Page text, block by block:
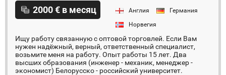
2000 € в месяц Англия
Германия
Норвегия
Ищу работу связанную с оптовой торговлей. Если Вам
нужен надёжный, верный, ответственный специалист,
возьмите меня на работу. Опыт работы 15 лет. Два
высших образования (инженер - механик, менеджер -
экономист) Белорусско - российский университет.